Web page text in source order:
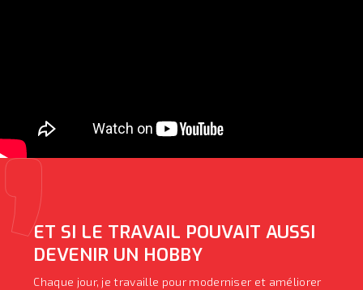
ET SI LE TRAVAIL POUVAIT AUSSI
DEVENIR UN HOBBY
Chaque jour, je travaille pour moderniser et améliorer